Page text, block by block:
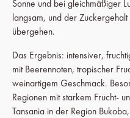
Sonne und bei gleichmäßiger
langsam, und der
übergehen.
Das Ergebnis: intensiver,
mit Beerennoten, tropischer
weinartigem Geschmack.
Regionen mit starkem Frucht-
Tansania in der Region